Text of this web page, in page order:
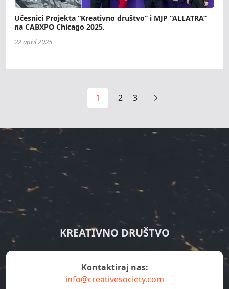
Učesnici Projekta “Kreativno društvo” i MJP “ALLATRA”
na CABXPO Chicago 2025.
22 april 2025
1 2 3
KREATIVNO DRUŠTVO
kontaktiraj nas:
info@creativesociety.com